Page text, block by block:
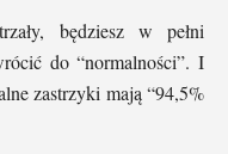
będziesz w pełni
do “normalności”. I
zastrzyki mają “94,5%